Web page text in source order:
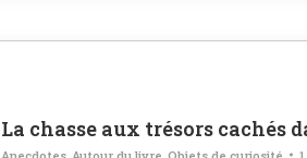
La chasse aux trésors cachés